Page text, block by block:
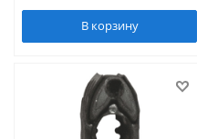
В корзину